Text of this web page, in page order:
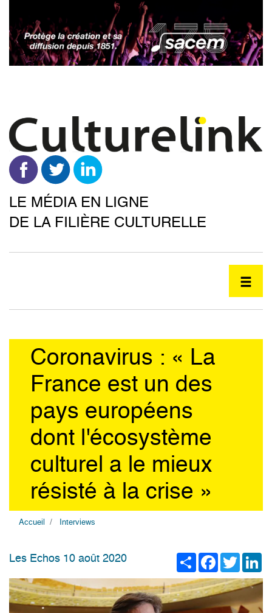
contenu
principal
LE MÉDIA EN LIGNE
DE LA FILIÈRE CULTURELLE
Coronavirus : « La
France est un des
pays européens
dont l'écosystème
culturel a le mieux
résisté à la crise »
Accueil Interviews
ShareFacebook
Twitter
Les Echos 10 août 2020